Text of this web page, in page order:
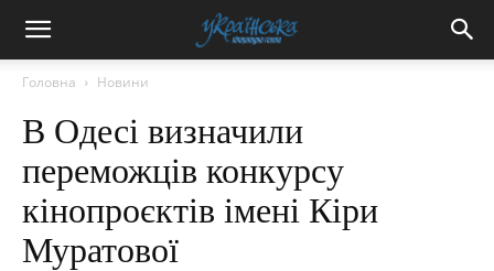
Головна Новини
В Одесі визначили
переможців конкурсу
кінопроєктів імені Кіри
Муратової